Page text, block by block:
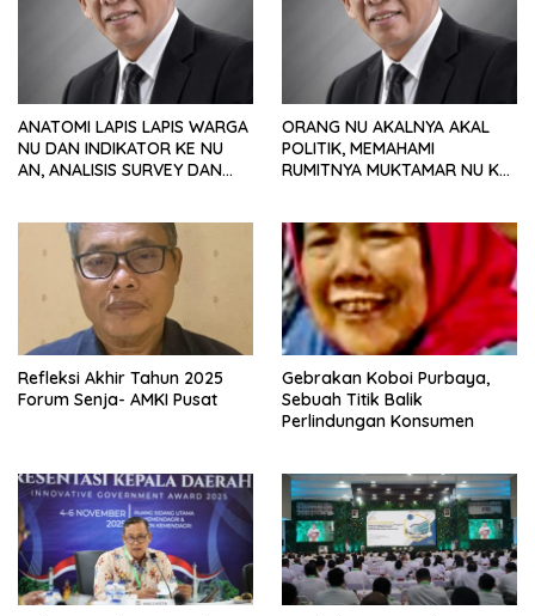
ANATOMI LAPIS LAPIS WARGA
NU DAN INDIKATOR KE NU
AN, ANALISIS SURVEY DAN
ORANG NU AKALNYA AKAL
POLITIK, MEMAHAMI
RUMITNYA MUKTAMAR NU KE
Refleksi Akhir Tahun 2025
Forum Senja- AMKI Pusat
Gebrakan Koboi Purbaya,
Sebuah Titik Balik
Perlindungan Konsumen